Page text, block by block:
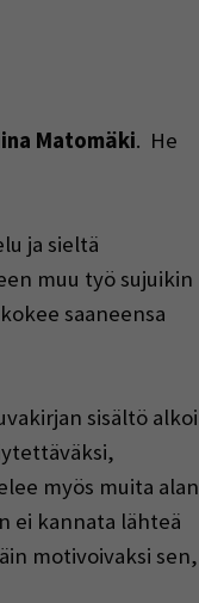
Matomäki. He
ja sieltä
muu työ sujuikin
saaneensa
sisältö alkoi
myös muita alan
ei kannata lähteä
motivoivaksi sen,